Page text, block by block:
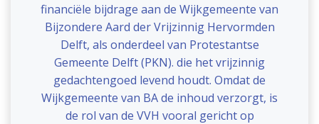
financiële bijdrage aan de Wijkgemeente van
Bijzondere Aard der Vrijzinnig Hervormden
Delft, als onderdeel van Protestantse
Gemeente Delft (PKN). die het vrijzinnig
gedachtengoed levend houdt. Omdat de
Wijkgemeente van BA de inhoud verzorgt, is
de rol van de VVH vooral gericht op